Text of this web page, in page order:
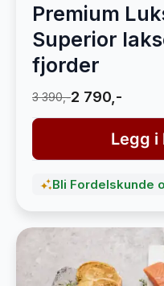
Premium
Superior
fjorder
3 390,-2 790,-
Legg i
Bli Fordelskunde